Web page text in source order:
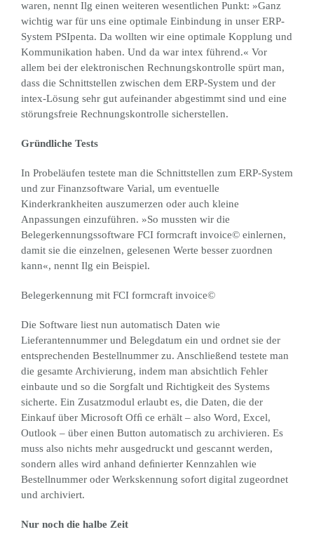
waren, nennt Ilg einen weiteren wesentlichen Punkt: »Ganz
wichtig war für uns eine optimale Einbindung in unser ERP-
System PSIpenta. Da wollten wir eine optimale Kopplung und
Kommunikation haben. Und da war intex führend.« Vor
allem bei der elektronischen Rechnungskontrolle spürt man,
dass die Schnittstellen zwischen dem ERP-System und der
intex-Lösung sehr gut aufeinander abgestimmt sind und eine
störungsfreie Rechnungskontrolle sicherstellen.
Gründliche Tests
In Probeläufen testete man die Schnittstellen zum ERP-System
und zur Finanzsoftware Varial, um eventuelle
Kinderkrankheiten auszumerzen oder auch kleine
Anpassungen einzuführen. »So mussten wir die
Belegerkennungssoftware FCI formcraft invoice© einlernen,
damit sie die einzelnen, gelesenen Werte besser zuordnen
kann«, nennt Ilg ein Beispiel.
Belegerkennung mit FCI formcraft invoice©
Die Software liest nun automatisch Daten wie
Lieferantennummer und Belegdatum ein und ordnet sie der
entsprechenden Bestellnummer zu. Anschließend testete man
die gesamte Archivierung, indem man absichtlich Fehler
einbaute und so die Sorgfalt und Richtigkeit des Systems
sicherte. Ein Zusatzmodul erlaubt es, die Daten, die der
Einkauf über Microsoft Ofﬁ ce erhält – also Word, Excel,
Outlook – über einen Button automatisch zu archivieren. Es
muss also nichts mehr ausgedruckt und gescannt werden,
sondern alles wird anhand deﬁnierter Kennzahlen wie
Bestellnummer oder Werkskennung sofort digital zugeordnet
und archiviert.
Nur noch die halbe Zeit